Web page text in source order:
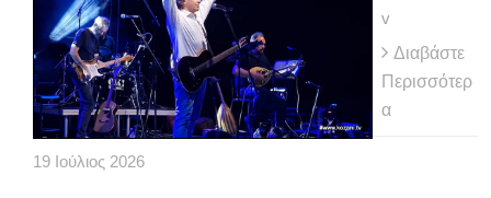
v
Διαβάστε
Περισσότερ
α
19 Ιούλιος 2026